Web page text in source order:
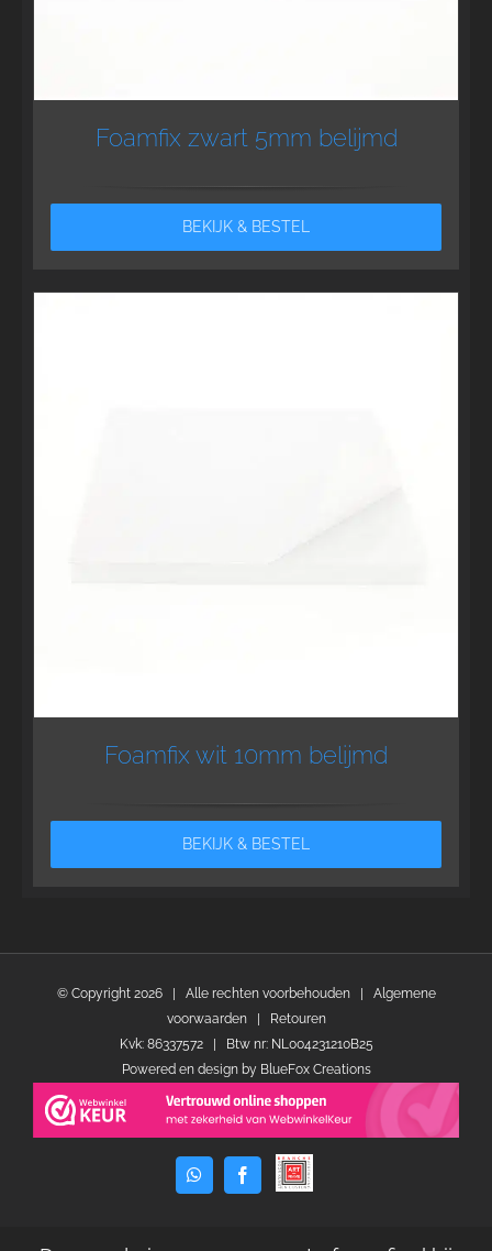
Foamfix zwart 5mm belijmd
BEKIJK & BESTEL
Foamfix wit 10mm belijmd
BEKIJK & BESTEL
© Copyright 2026 | Alle rechten voorbehouden | Algemene
voorwaarden|
Retouren
Kvk: 86337572 | Btw nr: NL004231210B25
Powered en design by BlueFox Creations
WhatsAppFacebook